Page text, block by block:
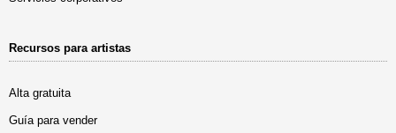
Recursos para artistas
Alta gratuita
Guía para vender